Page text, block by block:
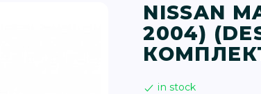
NISSAN
2004)
in stock